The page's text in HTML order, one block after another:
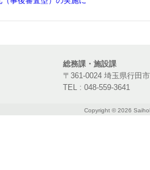
総務課・施設課
〒361-0024 埼玉県行田
TEL : 048-559-3641
Copyright ©2026